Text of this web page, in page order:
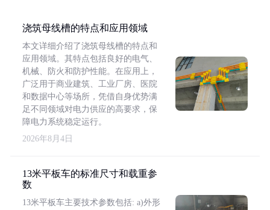
浇筑母线槽的特点和应用领域
本文详细介绍了浇筑母线槽的特点和
应用领域。其特点包括良好的电气、
机械、防火和防护性能。在应用上，
广泛用于商业建筑、工业厂房、医院
和数据中心等场所，凭借自身优势满
足不同领域对电力供应的高要求，保
障电力系统稳定运行。
2026年8月4日
13米平板车的标准尺寸和载重参
数
13米平板车主要技术参数包括: a)外形